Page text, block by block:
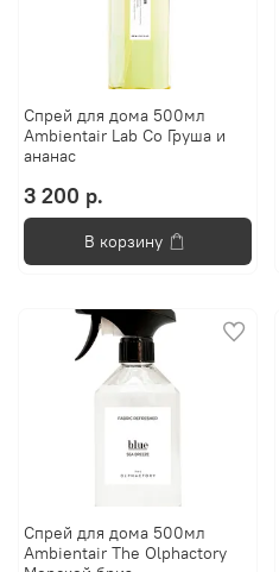
Спрей для дома 500мл
Ambientair Lab Co Груша и
ананас
3 200 р.
В корзину
Спрей для дома 500мл
Ambientair The Olphactory